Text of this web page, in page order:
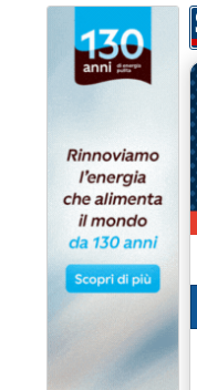
Attenzione! Esegui